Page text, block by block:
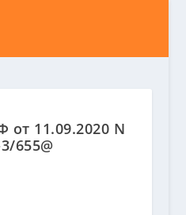
11.09.2020 N
655@